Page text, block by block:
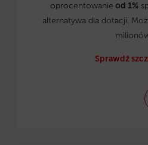
oprocentowanie od 1%
alternatywa dla dotacji.
Sprawdź